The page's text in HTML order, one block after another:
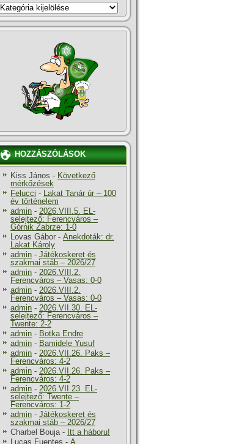
KATEGÓRIÁK
HOZZÁSZÓLÁSOK
Kiss János - Következő
mérkőzések
Felucci - Lakat Tanár úr – 100
év történelem
admin - 2026.VIII.5. EL-
selejtező: Ferencváros –
Górnik Zabrze: 1-0
Lovas Gábor - Anekdoták: dr.
Lakat Károly
admin - Játékoskeret és
szakmai stáb – 2026/27
admin - 2026.VIII.2.
Ferencváros – Vasas: 0-0
admin - 2026.VIII.2.
Ferencváros – Vasas: 0-0
admin - 2026.VII.30. EL-
selejtező: Ferencváros –
Twente: 2-2
admin - Botka Endre
admin - Bamidele Yusuf
admin - 2026.VII.26. Paks –
Ferencváros: 4-2
admin - 2026.VII.26. Paks –
Ferencváros: 4-2
admin - 2026.VII.23. EL-
selejtező: Twente –
Ferencváros: 1-2
admin - Játékoskeret és
szakmai stáb – 2026/27
Charbel Bouja- Itt a háboru!
Lucas Fuentes - A